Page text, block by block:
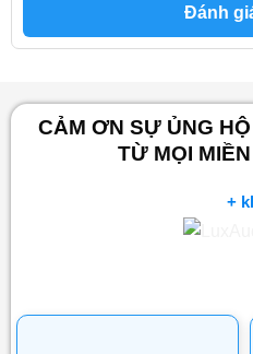
Đánh
CẢM ƠN SỰ ỦNG
TỪ MỌI
+